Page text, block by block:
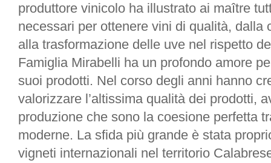
produttore vinicolo ha illustrato ai maître
necessari per ottenere vini di qualità, dalla
alla trasformazione delle uve nel rispetto
Famiglia Mirabelli ha un profondo amore
suoi prodotti. Nel corso degli anni hanno
valorizzare l’altissima qualità dei prodotti,
produzione che sono la coesione perfetta
moderne. La sfida più grande è stata
vigneti internazionali nel territorio